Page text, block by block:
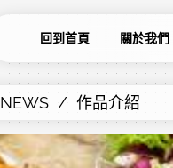
回到首頁 關於我們
NEWS 作品介紹